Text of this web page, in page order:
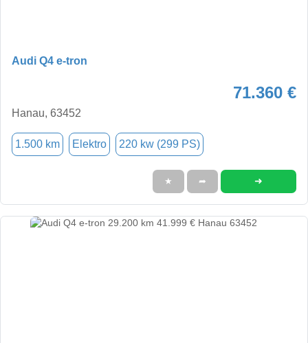
Audi Q4 e-tron
71.360 €
Hanau, 63452
1.500 km Elektro 220 kw (299 PS)
★ ➦ ➜